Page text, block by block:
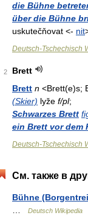
die Bühne
über die Bühne
uskutečňovat <- nit
Deutsch-Tschechisch
2
Brett
Brett n <Brett(e)s;
(Skier) lyže f/pl;
Schwarzes Brett
ein Brett vor dem
Deutsch-Tschechisch
См. также в
Bühne
Deutsch Wikipedia